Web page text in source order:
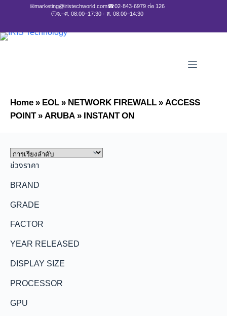
✉marketing@iristechworld.com☎02-843-6979 ต่อ 126
🕘จ.–ศ. 08:00–17:30 · ส. 08:00–14:30
Home»EOL»NETWORK FIREWALL»ACCESS
POINT»ARUBA»INSTANT ON
ช่วงราคา
BRAND
GRADE
FACTOR
YEAR RELEASED
DISPLAY SIZE
PROCESSOR
GPU